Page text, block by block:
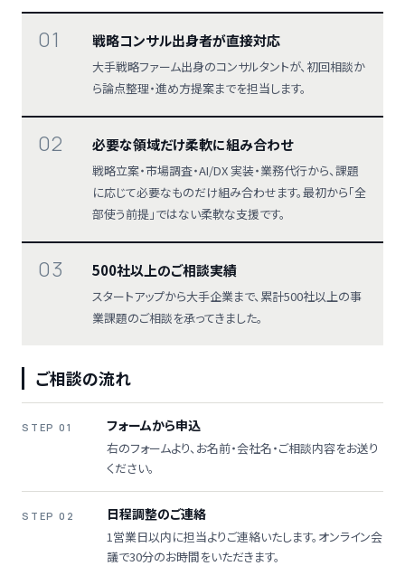
01 戦略コンサル出身者が直接対応
大手戦略ファーム出身のコンサルタントが、初回相談か
ら論点整理・進め方提案までを担当します。
02 必要な領域だけ柔軟に組み合わせ
戦略立案・市場調査・AI/DX 実装・業務代行から、課題
に応じて必要なものだけ組み合わせます。最初から「全
部使う前提」ではない柔軟な支援です。
03 500社以上のご相談実績
スタートアップから大手企業まで、累計500社以上の事
業課題のご相談を承ってきました。
ご相談の流れ
STEP 01 フォームから申込
右のフォームより、お名前・会社名・ご相談内容をお送り
ください。
STEP 02 日程調整のご連絡
1営業日以内に担当よりご連絡いたします。オンライン会
議で30分のお時間をいただきます。